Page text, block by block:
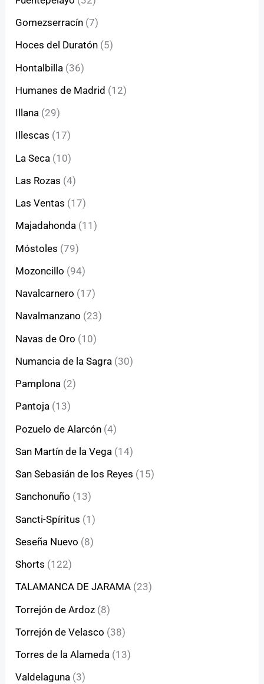
Gomezserracín (7)
Hoces del Duratón (5)
Hontalbilla (36)
Humanes de Madrid (12)
Illana (29)
Illescas (17)
La Seca (10)
Las Rozas (4)
Las Ventas (17)
Majadahonda (11)
Móstoles (79)
Mozoncillo (94)
Navalcarnero (17)
Navalmanzano (23)
Navas de Oro (10)
Numancia de la Sagra (30)
Pamplona (2)
Pantoja (13)
Pozuelo de Alarcón (4)
San Martín de la Vega (14)
San Sebasián de los Reyes (15)
Sanchonuño (13)
Sancti-Spíritus (1)
Seseña Nuevo (8)
Shorts (122)
TALAMANCA DE JARAMA (23)
Torrejón de Ardoz (8)
Torrejón de Velasco (38)
Torres de la Alameda (13)
Valdelaguna (3)